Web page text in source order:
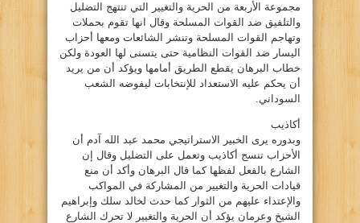
مجموعة الأربعة من الحرية والتغيير التي تنتهج التضليل
والتلفيق ضد القوات المسلحة وقال انها تقوم بحملات
وتهاجم القوات المسلحة وتنشر الشائعات ومعها أحزاب
اليسار ضد القوات النظامية حتى يتسنى لها العودة ولكن
خطاب البرهان يقطع الطريق أمامها ويؤكد أن من يريد
أن يحكم عليه الاستعداد للإنتخابات ليفوضه الشعب
السوداني.
أكاذيب
وبدوره يرى الخبير الاستراتيجي محمد عبد الله آدم أن
الأحزاب تنسج أكاذيب وتعمل على التضليل وقال إن
الشارع بالفعل لفظها كما قال البرهان وأكد أن منع
قيادات الحرية والتغيير من المشاركة في المواكب
والإعتداء عليهم من الثوار كما حدث لخالد سلك وإبراهيم
الشيخ وعرمان يؤكد أن الحرية والتغيير لا تحرك الشارع